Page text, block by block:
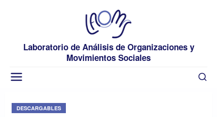
Laboratorio de Análisis de Organizaciones y
Movimientos Sociales
DESCARGABLES